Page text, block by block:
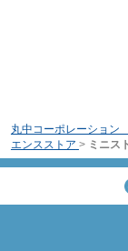
丸中コーポレーショ
エンスストア > ミニス